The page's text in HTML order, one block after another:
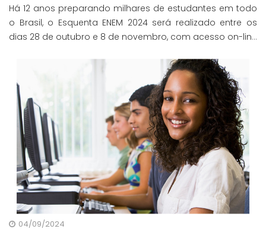
Há 12 anos preparando milhares de estudantes em todo
o Brasil, o Esquenta ENEM 2024 será realizado entre os
dias 28 de outubro e 8 de novembro, com acesso on-line
04/09/2024